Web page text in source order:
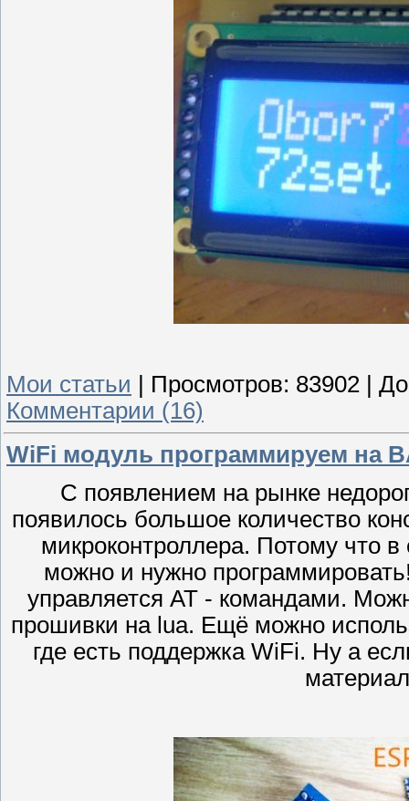
Мои статьи Просмотров: 83902
Комментарии (16)
WiFi модуль программируем на
С появлением на рынке
появилось большое количество
микроконтроллера. Потому что
можно и нужно
управляется АТ - командами.
прошивки на lua. Ещё можно
где есть поддержка WiFi. Ну а